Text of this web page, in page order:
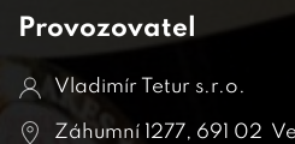
Provozovatel
Vladimír Tetur s.r.o.
Záhumní 1277, 691 02